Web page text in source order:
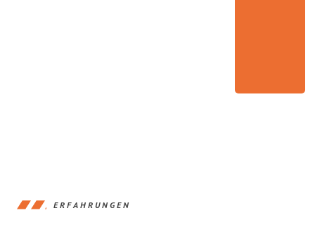
ERFAHRUNGEN